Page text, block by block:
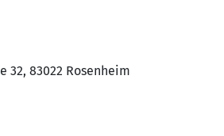
83022 Rosenheim